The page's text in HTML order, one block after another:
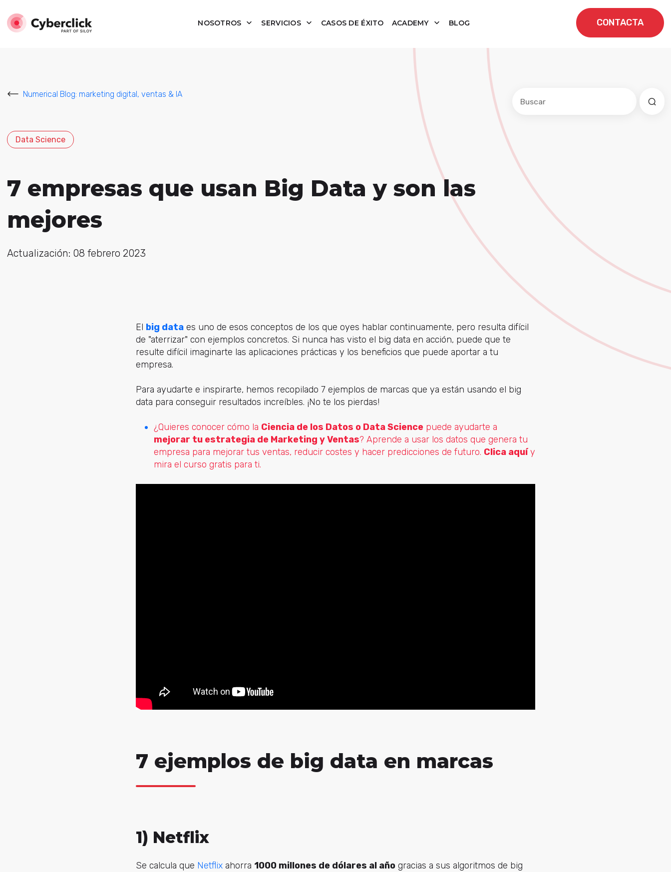
NOSOTROS SERVICIOS CASOS DE ÉXITO ACADEMY BLOG CONTACTA
Numerical Blog: marketing digital, ventas & IA
Data Science
7 empresas que usan Big Data y son las
mejores
Actualización: 08 febrero 2023
El big data es uno de esos conceptos de los que oyes hablar continuamente, pero resulta difícil
de "aterrizar" con ejemplos concretos. Si nunca has visto el big data en acción, puede que te
resulte difícil imaginarte las aplicaciones prácticas y los beneficios que puede aportar a tu
empresa.
Para ayudarte e inspirarte, hemos recopilado 7 ejemplos de marcas que ya están usando el big
data para conseguir resultados increíbles. ¡No te los pierdas!
¿Quieres conocer cómo la Ciencia de los Datos o Data Science puede ayudarte a
mejorar tu estrategia de Marketing y Ventas? Aprende a usar los datos que genera tu
empresa para mejorar tus ventas, reducir costes y hacer predicciones de futuro. Clica aquíy
mira el curso gratis para ti.
7 ejemplos de big data en marcas
1) Netflix
Se calcula que Netflix ahorra 1000 millones de dólares al año gracias a sus algoritmos de big